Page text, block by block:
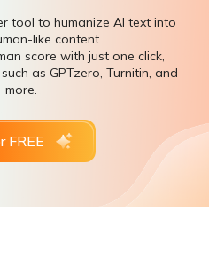
tool to humanize AI text into
like content.
score with just one click,
as GPTzero, Turnitin, and
more.
FREE